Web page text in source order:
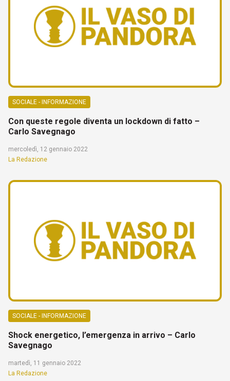
SOCIALE - INFORMAZIONE
Con queste regole diventa un lockdown di fatto –
Carlo Savegnago
mercoledì, 12 gennaio 2022
La Redazione
SOCIALE - INFORMAZIONE
Shock energetico, l’emergenza in arrivo – Carlo
Savegnago
martedì, 11 gennaio 2022
La Redazione